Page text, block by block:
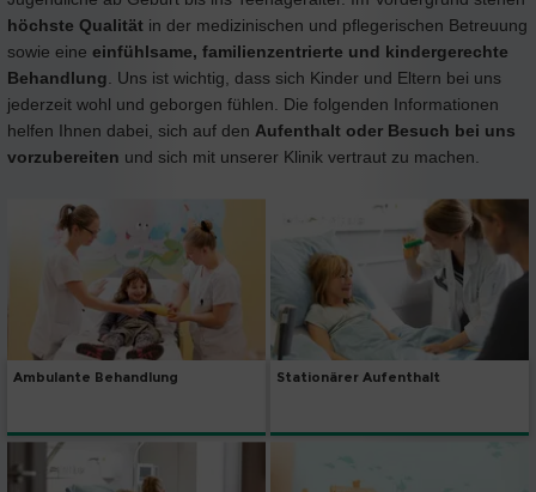
höchste Qualität in der medizinischen und pflegerischen Betreuung
sowie eine einfühlsame, familienzentrierte und kindergerechte
Behandlung . Uns ist wichtig, dass sich Kinder und Eltern bei uns
jederzeit wohl und geborgen fühlen. Die folgenden Informationen
helfen Ihnen dabei, sich auf den Aufenthalt oder Besuch bei uns
vorzubereiten und sich mit unserer Klinik vertraut zu machen.
Ambulante Behandlung Stationärer Aufenthalt